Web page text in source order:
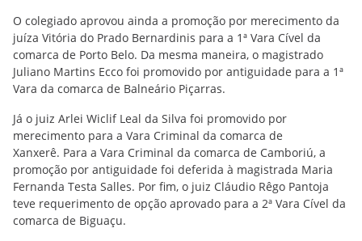
O colegiado aprovou ainda a promoção por merecimento da
juíza Vitória do Prado Bernardinis para a 1ª Vara Cível da
comarca de Porto Belo. Da mesma maneira, o magistrado
Juliano Martins Ecco foi promovido por antiguidade para a 1ª
Vara da comarca de Balneário Piçarras.
Já o juiz Arlei Wiclif Leal da Silva foi promovido por
merecimento para a Vara Criminal da comarca de
Xanxerê. Para a Vara Criminal da comarca de Camboriú, a
promoção por antiguidade foi deferida à magistrada Maria
Fernanda Testa Salles. Por fim, o juiz Cláudio Rêgo Pantoja
teve requerimento de opção aprovado para a 2ª Vara Cível da
comarca de Biguaçu.